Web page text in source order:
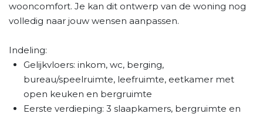
wooncomfort. Je kan dit ontwerp van de woning nog
volledig naar jouw wensen aanpassen.
Indeling:
Gelijkvloers: inkom, wc, berging,
bureau/speelruimte, leefruimte, eetkamer met
open keuken en bergruimte
Eerste verdieping: 3 slaapkamers, bergruimte en